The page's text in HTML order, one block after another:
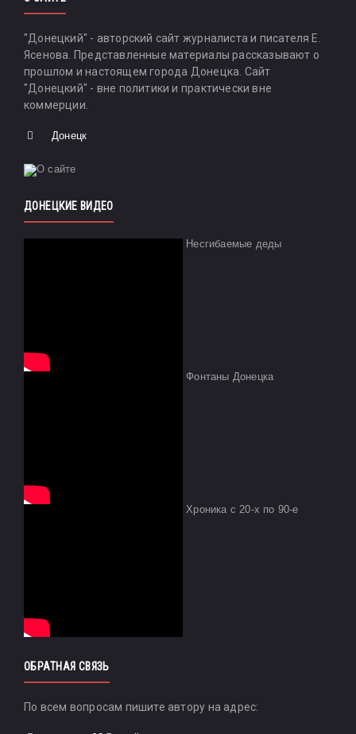
"Донецкий" - авторский сайт журналиста и писателя Е.
Ясенова. Представленные материалы рассказывают о
прошлом и настоящем города Донецка. Сайт
"Донецкий" - вне политики и практически вне
коммерции.
Донецк
ДОНЕЦКИЕ ВИДЕО
Несгибаемые деды
Фонтаны Донецка
Хроника с 20-х по 90-е
ОБРАТНАЯ СВЯЗЬ
По всем вопросам пишите автору на адрес: